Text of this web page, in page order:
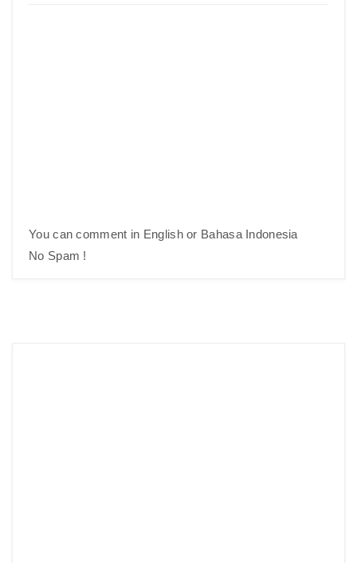
You can comment in English or Bahasa Indonesia
No Spam !